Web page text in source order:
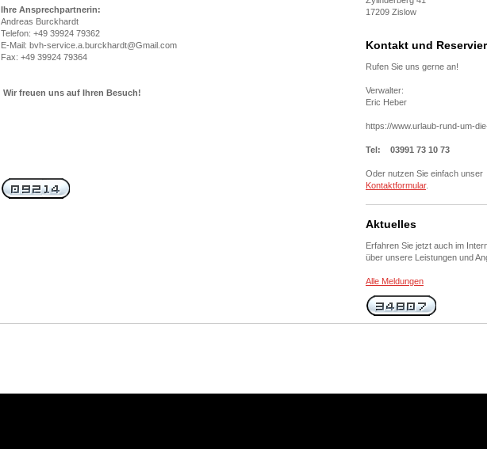
Ihre Ansprechpartnerin:
Andreas Burckhardt
Telefon: +49 39924 79362
E-Mail: bvh-service.a.burckhardt@Gmail.com
Fax: +49 39924 79364
Wir freuen uns auf Ihren Besuch!
17209 Zislow
Kontakt und
Rufen Sie uns gerne an!
Verwalter:
Eric Heber
https://www.urlaub-rund-um-
Tel: 03991 73 10 73
Oder nutzen Sie einfach unser
Kontaktformular.
Aktuelles
Erfahren Sie jetzt auch im
über unsere Leistungen und
Alle Meldungen